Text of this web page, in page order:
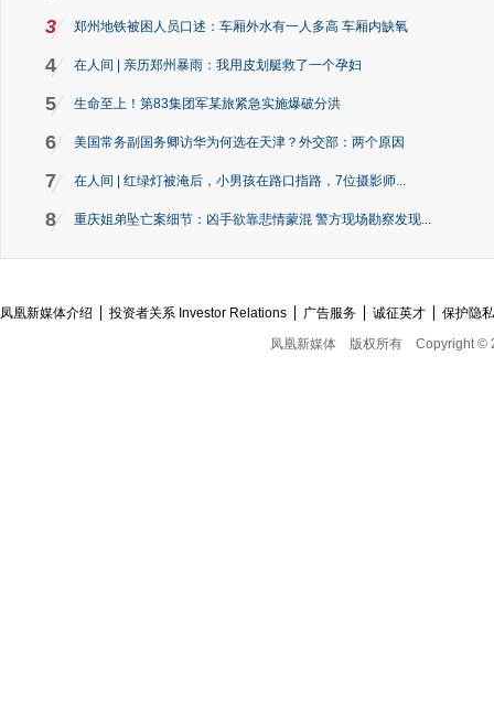
3 郑州地铁被困人员口述：车厢外水有一人多高 车厢内缺氧
4 在人间 | 亲历郑州暴雨：我用皮划艇救了一个孕妇
5 生命至上！第83集团军某旅紧急实施爆破分洪
6 美国常务副国务卿访华为何选在天津？外交部：两个原因
7 在人间 | 红绿灯被淹后，小男孩在路口指路，7位摄影师...
8 重庆姐弟坠亡案细节：凶手欲靠悲情蒙混 警方现场勘察发现...
凤凰新媒体介绍 投资者关系 Investor Relations 广告服务 诚征英才
保护隐
凤凰新媒体
版权所有 Copyright ©